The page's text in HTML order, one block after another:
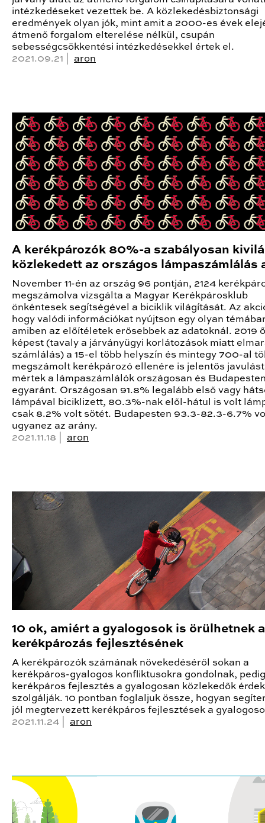
intézkedéseket vezettek be. A közlekedésbiztonsági
eredmények olyan jók, mint amit a 2000-es évek
átmenő forgalom elterelése nélkül, csupán
sebességcsökkentési intézkedésekkel értek el.
2021.09.21 | aron
A kerékpározók 80%-a szabályosan
közlekedett az országos lámpaszámlálás
November 11-én az ország 96 pontján, 2124
megszámolva vizsgálta a Magyar Kerékpárosklub
önkéntesek segítségével a biciklik világítását. Az
hogy valódi információkat nyújtson egy olyan
amiben az előítéletek erősebbek az adatoknál. 2019
képest (tavaly a járványügyi korlátozások miatt
számlálás) a 15-el több helyszín és mintegy 700-al
megszámolt kerékpározó ellenére is jelentős javulást
mértek a lámpaszámlálók országosan és
egyaránt. Országosan 91.8% legalább első vagy
lámpával biciklizett, 80.3%-nak elől-hátul is volt
csak 8.2% volt sötét. Budapesten 93.3-82.3-6.7%
ugyanez az arány.
2021.11.18 | aron
10 ok, amiért a gyalogosok is örülhetnek a
kerékpározás fejlesztésének
A kerékpározók számának növekedéséről sokan a
kerékpáros-gyalogos konfliktusokra gondolnak,
kerékpáros fejlesztés a gyalogosan közlekedők
szolgálják. 10 pontban foglaljuk össze, hogyan
jól megtervezett kerékpáros fejlesztések a
2021.11.24 | aron